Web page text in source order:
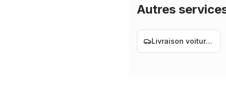
Autres
Livraison voiture Nantes